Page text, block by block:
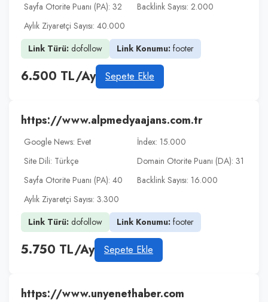
Sayfa Otorite Puanı (PA): 32
Backlink Sayısı: 2.000
Aylık Ziyaretçi Sayısı: 40.000
Link Türü: dofollow Link Konumu: footer
6.500 TL/Ay Sepete Ekle
https://www.alpmedyaajans.com.tr
Google News: Evet
İndex: 15.000
Site Dili: Türkçe
Domain Otorite Puanı (DA): 31
Sayfa Otorite Puanı (PA): 40
Backlink Sayısı: 16.000
Aylık Ziyaretçi Sayısı: 3.300
Link Türü: dofollow Link Konumu: footer
5.750 TL/Ay Sepete Ekle
https://www.unyenethaber.com